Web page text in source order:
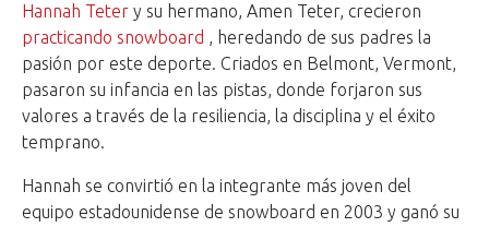
Hannah Teter y su hermano, Amen Teter, crecieron
practicando snowboard , heredando de sus padres la
pasión por este deporte. Criados en Belmont, Vermont,
pasaron su infancia en las pistas, donde forjaron sus
valores a través de la resiliencia, la disciplina y el éxito
temprano.
Hannah se convirtió en la integrante más joven del
equipo estadounidense de snowboard en 2003 y ganó su